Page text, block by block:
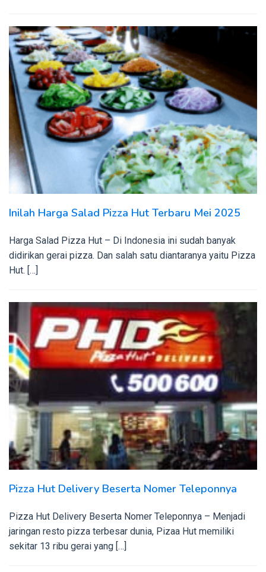
Inilah Harga Salad Pizza Hut Terbaru Mei 2025
Harga Salad Pizza Hut – Di Indonesia ini sudah banyak
didirikan gerai pizza. Dan salah satu diantaranya yaitu Pizza
Hut. […]
Pizza Hut Delivery Beserta Nomer Teleponnya
Pizza Hut Delivery Beserta Nomer Teleponnya – Menjadi
jaringan resto pizza terbesar dunia, Pizaa Hut memiliki
sekitar 13 ribu gerai yang […]